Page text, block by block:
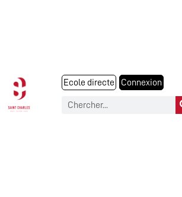
Ecole directe Connexion